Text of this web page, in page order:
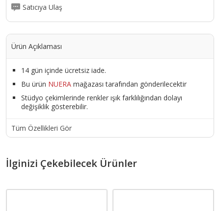
Satıcıya Ulaş
Ürün Açıklaması
14 gün içinde ücretsiz iade.
Bu ürün NUERA mağazası tarafından gönderilecektir
Stüdyo çekimlerinde renkler ışık farklılığından dolayı
değişiklik gösterebilir.
Tüm Özellikleri Gör
İlginizi Çekebilecek Ürünler